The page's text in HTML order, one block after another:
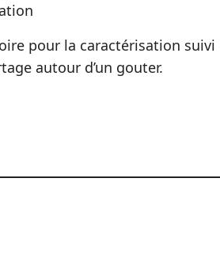
pour la caractérisation suivi
autour d’un gouter.